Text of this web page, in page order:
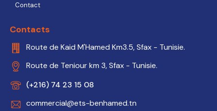
Contact
Contacts
Route de Kaid M'Hamed Km3.5, Sfax - Tunisie.
Route de Teniour km 3, Sfax - Tunisie.
(+216) 74 23 15 08
commercial@ets-benhamed.tn